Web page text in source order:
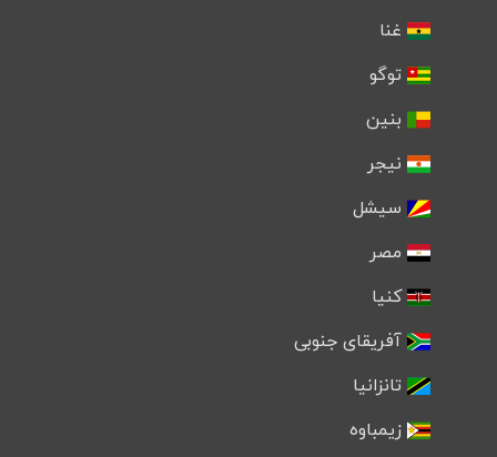
غنا
توگو
بنین
نیجر
سیشل
مصر
کنیا
آفریقای جنوبی
تانزانیا
زیمباوه